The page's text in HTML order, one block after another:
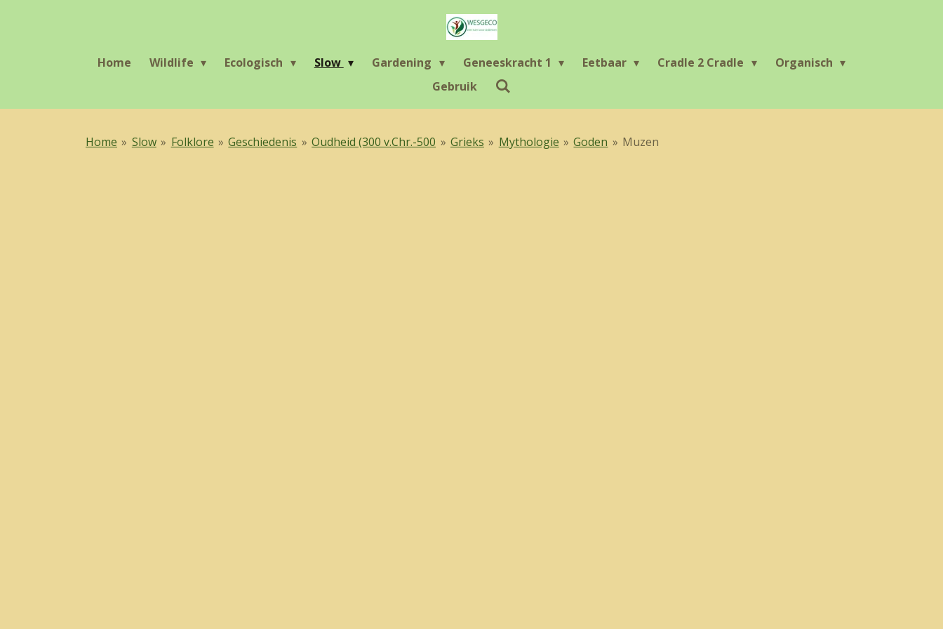
Home Wildlife Ecologisch Slow Gardening Geneeskracht 1 Eetbaar Cradle 2 Cradle
Organisch
Gebruik
Home » Slow » Folklore » Geschiedenis » Oudheid (300 v.Chr.-500 » Grieks » Mythologie » Goden » Muzen